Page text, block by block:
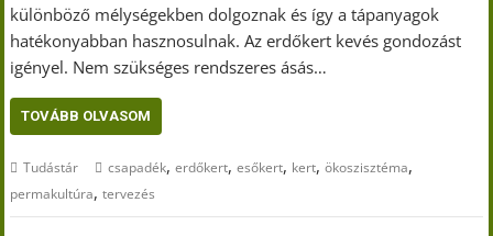
különböző mélységekben dolgoznak és így a tápanyagok
hatékonyabban hasznosulnak. Az erdőkert kevés gondozást
igényel. Nem szükséges rendszeres ásás…
TOVÁBB OLVASOM
Tudástár csapadék,erdőkert,esőkert, kert,ökoszisztéma,
permakultúra,tervezés